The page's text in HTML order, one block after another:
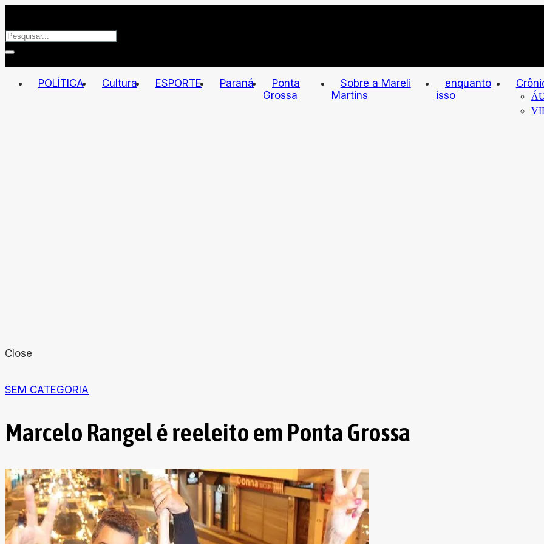
POLÍTICA Cultura ESPORTE Paraná
Ponta
Grossa
Sobre a Mareli
Martins
enquanto
isso
Close
SEM CATEGORIA
Marcelo Rangel é reeleito em Ponta Grossa